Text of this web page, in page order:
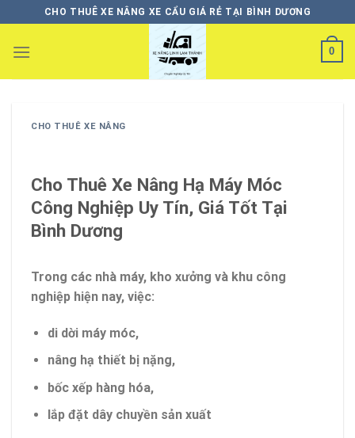
to
content
CHO THUÊ XE NÂNG XE CẨU GIÁ RẺ TẠI BÌNH DƯƠNG
0
CHO THUÊ XE NÂNG
Cho Thuê Xe Nâng Hạ Máy Móc
Công Nghiệp Uy Tín, Giá Tốt Tại
Bình Dương
Trong các nhà máy, kho xưởng và khu công
nghiệp hiện nay, việc:
di dời máy móc,
nâng hạ thiết bị nặng,
bốc xếp hàng hóa,
lắp đặt dây chuyền sản xuất